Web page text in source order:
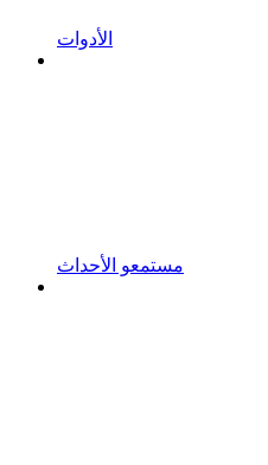
الأدوات
مستمعو الأحداث